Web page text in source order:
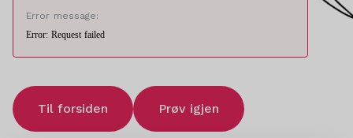
Error message:
Error: Request failed
Til forsiden Prøv igjen